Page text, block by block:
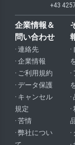
+43
企業情報＆
問い合わせ
· 連絡先
· 企業情報
· ご利用規約
· データ保護
· キャンセル
規定
· 苦情
· 弊社につい